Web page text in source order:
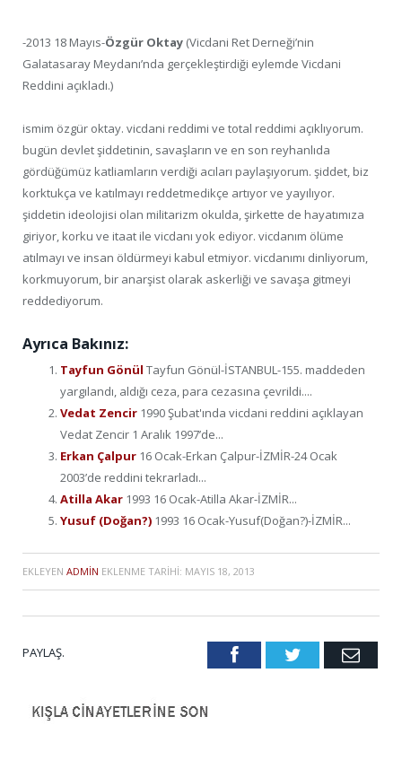
-2013 18 Mayıs-Özgür Oktay (Vicdani Ret Derneği’nin
Galatasaray Meydanı’nda gerçekleştirdiği eylemde Vicdani
Reddini açıkladı.)
ismim özgür oktay. vicdani reddimi ve total reddimi açıklıyorum.
bugün devlet şiddetinin, savaşların ve en son reyhanlıda
gördüğümüz katliamların verdiği acıları paylaşıyorum. şiddet, biz
korktukça ve katılmayı reddetmedikçe artıyor ve yayılıyor.
şiddetin ideolojisi olan militarizm okulda, şirkette de hayatımıza
giriyor, korku ve itaat ile vicdanı yok ediyor. vicdanım ölüme
atılmayı ve insan öldürmeyi kabul etmiyor. vicdanımı dinliyorum,
korkmuyorum, bir anarşist olarak askerliği ve savaşa gitmeyi
reddediyorum.
Ayrıca Bakınız:
Tayfun Gönül Tayfun Gönül-İSTANBUL-155. maddeden
yargılandı, aldığı ceza, para cezasına çevrildi....
Vedat Zencir 1990 Şubat'ında vicdani reddini açıklayan
Vedat Zencir 1 Aralık 1997’de...
Erkan Çalpur 16 Ocak-Erkan Çalpur-İZMİR-24 Ocak
2003’de reddini tekrarladı...
Atilla Akar 1993 16 Ocak-Atilla Akar-İZMİR...
Yusuf (Doğan?) 1993 16 Ocak-Yusuf(Doğan?)-İZMİR...
EKLEYEN ADMIN EKLENME TARIHI: MAYIS 18, 2013
PAYLAŞ. FacebookTwitter Email